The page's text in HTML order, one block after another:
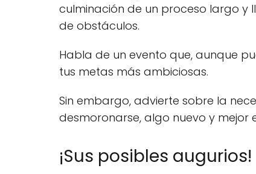
culminación de un proceso largo y
de obstáculos.
Habla de un evento que, aunque
tus metas más ambiciosas.
Sin embargo, advierte sobre la
desmoronarse, algo nuevo y mejor
¡Sus posibles augurios!